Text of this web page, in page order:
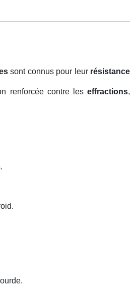
sont connus pour leur résistance
renforcée contre les effractions,